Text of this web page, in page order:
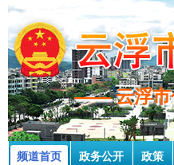
—— 云浮市
—— 云浮市
频道首页 政务公开 政策